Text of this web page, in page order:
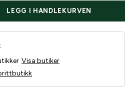
LEGG I HANDLEKURVEN
Visa butiker